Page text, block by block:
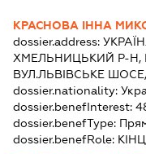
КРАСНОВА ІННА
dossier.address:
ХМЕЛЬНИЦЬКИЙ Р-Н,
ВУЛ.ЛЬВІВСЬКЕ
dossier.nationality:
dossier.benefInterest:
dossier.benefType:
dossier.benefRole: